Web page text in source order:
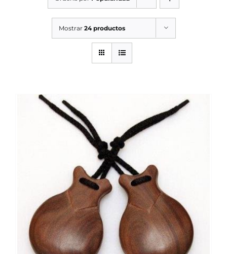
SERVICIOS TALLER
SERVICIOS TALLER
Mostrar 24 productos